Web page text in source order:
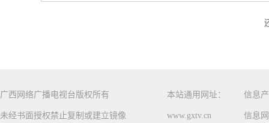
广西网络广播电视台版权所有
未经书面授权禁止复制或建立镜像
本站通用网址：
www.gxtv.cn
信息
信息